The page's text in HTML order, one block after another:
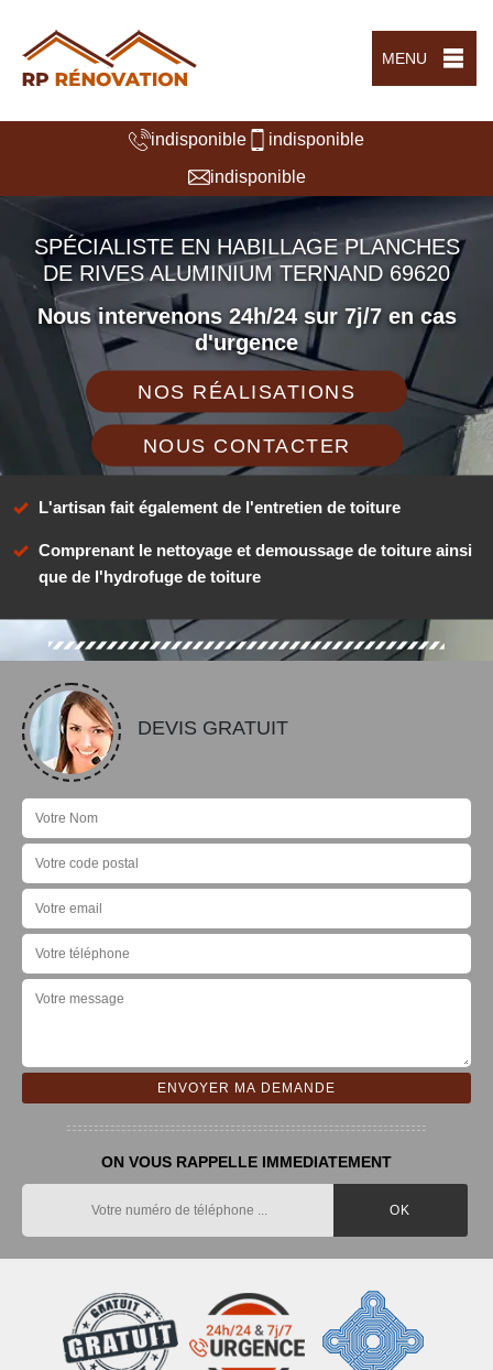
MENU
indisponible
indisponible
indisponible
SPÉCIALISTE EN HABILLAGE PLANCHES
DE RIVES ALUMINIUM TERNAND 69620
Nous intervenons 24h/24 sur 7j/7 en cas
d'urgence
NOS RÉALISATIONS
NOUS CONTACTER
L'artisan fait également de l'entretien de toiture
Comprenant le nettoyage et demoussage de toiture ainsi
que de l'hydrofuge de toiture
DEVIS GRATUIT
ON VOUS RAPPELLE IMMEDIATEMENT